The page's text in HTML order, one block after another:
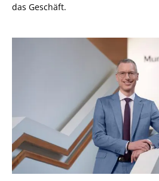
das Geschäft.